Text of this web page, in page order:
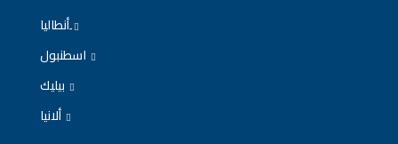
ِأنطاليا
اسطنبول
بيليك
ألانيا